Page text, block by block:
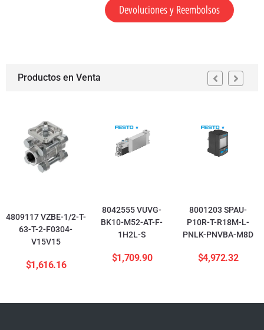
Devoluciones y Reembolsos
Productos en Venta
4809117 VZBE-1/2-T-
63-T-2-F0304-
V15V15
$1,616.16
8042555 VUVG-
BK10-M52-AT-F-
1H2L-S
$1,709.90
8001203 SPAU-
P10R-T-R18M-L-
PNLK-PNVBA-M8D
$4,972.32